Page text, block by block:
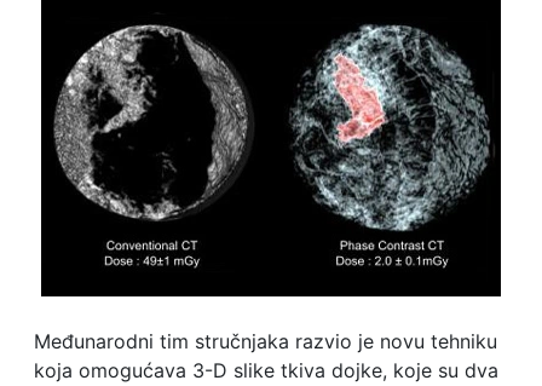
Međunarodni tim stručnjaka razvio je novu tehniku
koja omogućava 3-D slike tkiva dojke, koje su dva